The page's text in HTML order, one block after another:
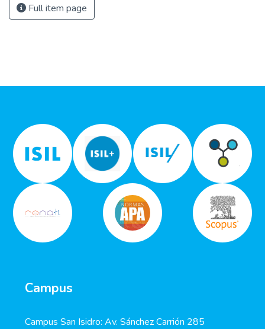
Full item page
Campus
Campus San Isidro: Av. Sánchez Carrión 285